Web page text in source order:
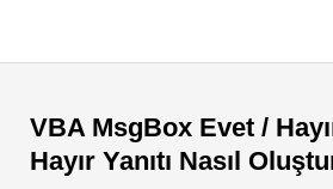
content
Muhasebe Eğitimleri
VBA MsgBox Evet /
Hayır Yanıtı Nasıl